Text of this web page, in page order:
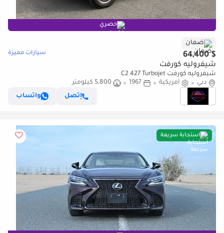
حصري
ضمان
$ 64,400 سيارات مميزة
شيفروليه كورفت
شيفروليه كورفت C2 427 Turbojet
دبي
أمريكية 1967
5,800 كيلومتر
إتصل
واتساب
استجابة سريعة